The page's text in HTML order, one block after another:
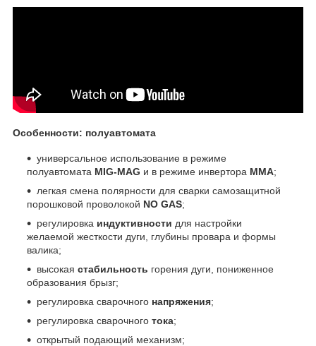
Особенности: полуавтомата
универсальное использование в режиме
полуавтомата MIG-MAG и в режиме инвертора MMA;
легкая смена полярности для сварки самозащитной
порошковой проволокой NO GAS;
регулировка индуктивности для настройки
желаемой жесткости дуги, глубины провара и формы
валика;
высокая стабильность горения дуги, пониженное
образования брызг;
регулировка сварочного напряжения;
регулировка сварочного тока;
открытый подающий механизм;